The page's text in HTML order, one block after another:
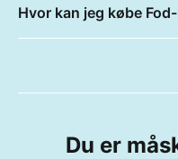
Hvor kan jeg købe
Du er